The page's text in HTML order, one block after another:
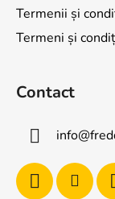
Termenii și
Termeni și
Contact
info@